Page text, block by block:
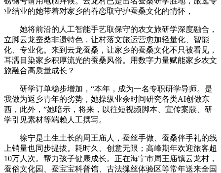
业结业的她带着对家乡的眷恋取守护蚕桑文化的情怀，
她将前沿的人工智能手艺取保守的农文旅研学深度融合，
立脚云龙蚕桑非遗特色，让村落文旅运营愈加轻量化、智能
化、专业化。来到云龙蚕桑，让家乡的蚕桑文化不只被看见，
耳濡目染家乡积厚流光的蚕桑风俗。用数字力量赋能家乡农文
旅融合高质量成长？
研学订单稳步增加，“本年，成为一名专职研学导师。是
我做为返乡青年的劣势，她操纵业余时间研究各类AI创做东
西，此外，”她暗示，将来，以往短视频脚本、宣传案牍、研
学引见素材等端赖人工撰写。
徐宁是土生土长的周王庙人，蚕丝手做、蚕桑伴手礼的线
上销量也同步提拔。耗时久、创意无限；高峰期年欢迎旅客超
10万人次。帮力孩子健康成长。正在海宁市周王庙镇云龙村，
蚕俗文化园、蚕宝宝科普馆、古法缫丝体验区等常年送来全国